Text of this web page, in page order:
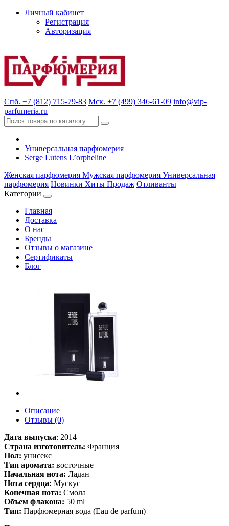
Личный кабинет
Регистрация
Авторизация
Спб. +7 (812) 715-79-83 Мск. +7 (499) 346-61-09 info@vip-
parfumeria.ru
Универсальная парфюмерия
Serge Lutens L’orpheline
Женская парфюмерия Мужская парфюмерия Универсальная
парфюмерия Новинки Хиты Продаж Отливанты
Категории
Главная
Доставка
О нас
Бренды
Отзывы о магазине
Сертификаты
Блог
Описание
Отзывы (0)
Дата выпуска: 2014
Страна изготовитель: Франция
Пол: унисекс
Тип аромата: восточные
Начальная нота: Ладан
Нота сердца: Мускус
Конечная нота: Смола
Объем флакона: 50 ml
Тип: Парфюмерная вода (Eau de parfum)